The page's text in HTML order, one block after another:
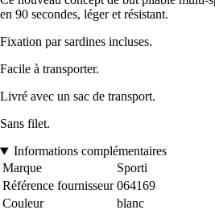
en 90 secondes, léger et résistant.
Fixation par sardines incluses.
Facile à transporter.
Livré avec un sac de transport.
Sans filet.
Informations complémentaires
Marque
Sporti
Référence fournisseur 064169
Couleur
blanc